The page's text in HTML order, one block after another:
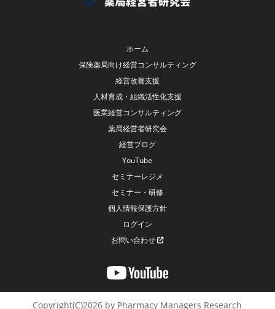
ホーム
保険薬局向け経営コンサルティング
経営改善支援
人材育成・組織活性化支援
医業経営コンサルティング
薬局経営者研究会
経営ブログ
YouTube
セミナーレジメ
セミナー・研修
個人情報保護方針
ログイン
お問い合わせ
Copyright(C)2026 by Pharmacy Managers Research